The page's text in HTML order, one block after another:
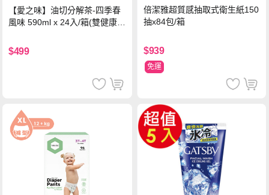
【愛之味】油切分解茶-四季春
風味 590ml x 24入/箱(雙健康認
$499
倍潔雅超質感抽取式衛生紙150
抽x84包/箱
$939
免運